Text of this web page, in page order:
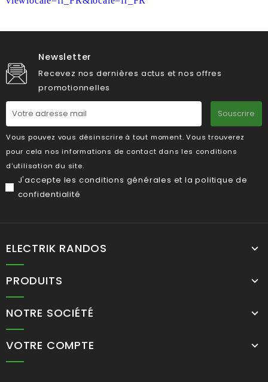
Newsletter
Recevez nos dernières actus et nos offres
promotionnelles
Souscrire
Vous pouvez vous désinscrire à tout moment. Vous trouverez
pour cela nos informations de contact dans les conditions
d'utilisation du site.
J'accepte les conditions générales et lapolitique de
confidentialité
ELECTRIK RANDOS
PRODUITS
NOTRE SOCIÉTÉ
VOTRE COMPTE